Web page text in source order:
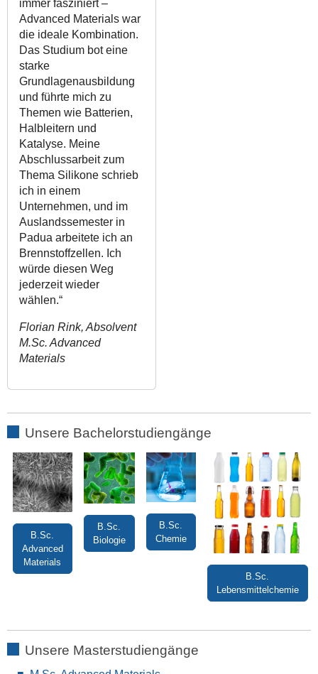
immer fasziniert –
Advanced Materials war
die ideale Kombination.
Das Studium bot eine
starke
Grundlagenausbildung
und führte mich zu
Themen wie Batterien,
Halbleitern und
Katalyse. Meine
Abschlussarbeit zum
Thema Silikone schrieb
ich in einem
Unternehmen, und im
Auslandssemester in
Padua arbeitete ich an
Brennstoffzellen. Ich
würde diesen Weg
jederzeit wieder
wählen.“
Florian Rink, Absolvent
M.Sc. Advanced
Materials
Unsere Bachelorstudiengänge
B.Sc.
Advanced
Materials
B.Sc.
Biologie
B.Sc.
Chemie
B.Sc.
Lebensmittelchemie
Unsere Masterstudiengänge